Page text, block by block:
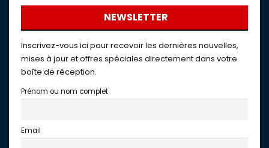
NEWSLETTER
Inscrivez-vous ici pour recevoir les dernières nouvelles,
mises à jour et offres spéciales directement dans votre
boîte de réception.
Prénom ou nom complet
Email